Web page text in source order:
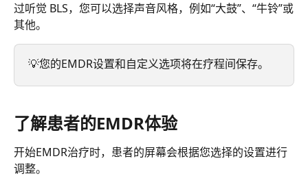
过听觉 BLS，您可以选择声音风格，例如“大鼓”、“牛铃”或
其他。
💡您的EMDR设置和自定义选项将在疗程间保存。
了解患者的EMDR体验
开始EMDR治疗时，患者的屏幕会根据您选择的设置进行
调整。